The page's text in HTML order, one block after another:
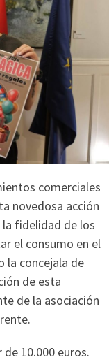
comerciales
novedosa acción
fidelidad de los
el consumo en el
la concejala de
de esta
de la asociación
10.000 euros.